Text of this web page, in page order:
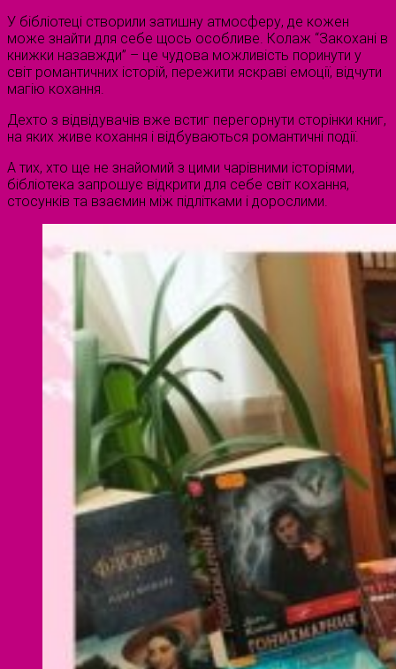
У бібліотеці створили затишну атмосферу, де кожен
може знайти для себе щось особливе. Колаж “Закохані в
книжки назавжди” – це чудова можливість поринути у
світ романтичних історій, пережити яскраві емоції, відчути
магію кохання.
Дехто з відвідувачів вже встиг перегорнути сторінки книг,
на яких живе кохання і відбуваються романтичні події.
А тих, хто ще не знайомий з цими чарівними історіями,
бібліотека запрошує відкрити для себе світ кохання,
стосунків та взаємин між підлітками і дорослими.